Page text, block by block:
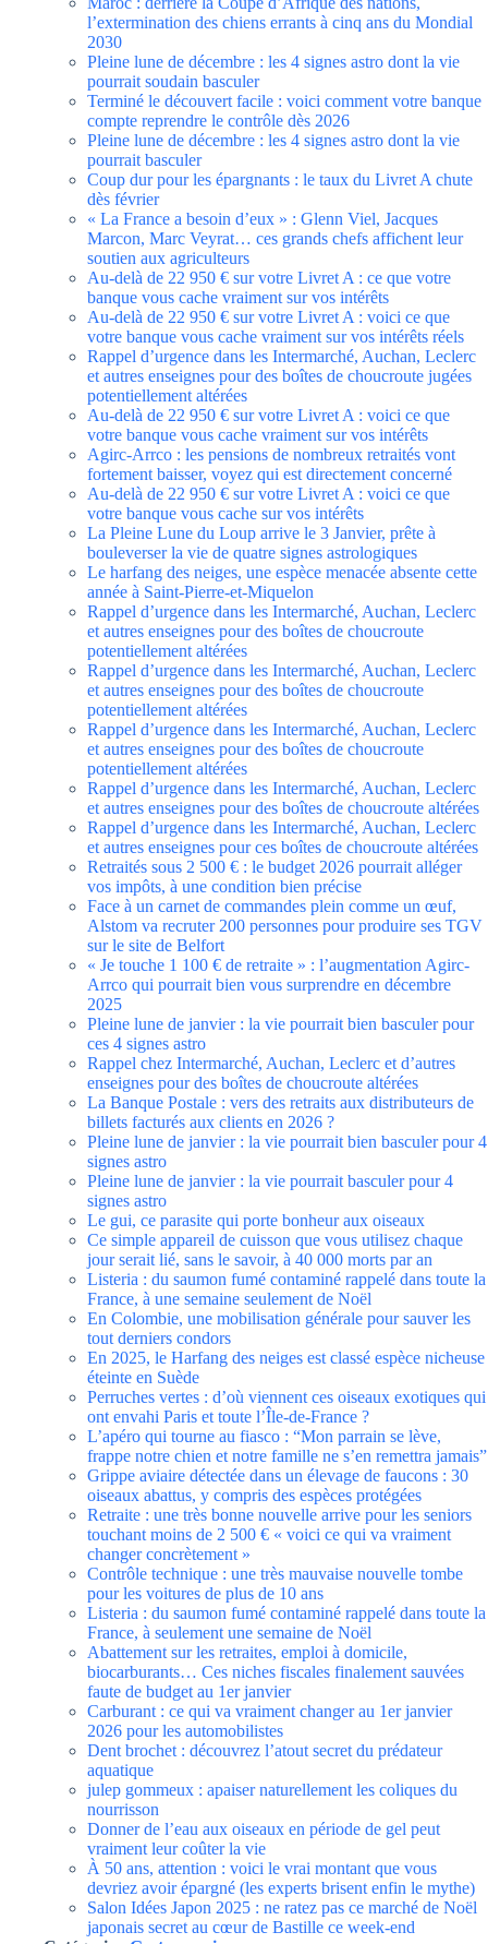
l’extermination des chiens errants à cinq ans du Mondial
2030
Pleine lune de décembre : les 4 signes astro dont la vie
pourrait soudain basculer
Terminé le découvert facile : voici comment votre banque
compte reprendre le contrôle dès 2026
Pleine lune de décembre : les 4 signes astro dont la vie
pourrait basculer
Coup dur pour les épargnants : le taux du Livret A chute
dès février
« La France a besoin d’eux » : Glenn Viel, Jacques
Marcon, Marc Veyrat… ces grands chefs affichent leur
soutien aux agriculteurs
Au-delà de 22 950 € sur votre Livret A : ce que votre
banque vous cache vraiment sur vos intérêts
Au-delà de 22 950 € sur votre Livret A : voici ce que
votre banque vous cache vraiment sur vos intérêts réels
Rappel d’urgence dans les Intermarché, Auchan, Leclerc
et autres enseignes pour des boîtes de choucroute jugées
potentiellement altérées
Au-delà de 22 950 € sur votre Livret A : voici ce que
votre banque vous cache vraiment sur vos intérêts
Agirc-Arrco : les pensions de nombreux retraités vont
fortement baisser, voyez qui est directement concerné
Au-delà de 22 950 € sur votre Livret A : voici ce que
votre banque vous cache sur vos intérêts
La Pleine Lune du Loup arrive le 3 Janvier, prête à
bouleverser la vie de quatre signes astrologiques
Le harfang des neiges, une espèce menacée absente cette
année à Saint-Pierre-et-Miquelon
Rappel d’urgence dans les Intermarché, Auchan, Leclerc
et autres enseignes pour des boîtes de choucroute
potentiellement altérées
Rappel d’urgence dans les Intermarché, Auchan, Leclerc
et autres enseignes pour des boîtes de choucroute
potentiellement altérées
Rappel d’urgence dans les Intermarché, Auchan, Leclerc
et autres enseignes pour des boîtes de choucroute
potentiellement altérées
Rappel d’urgence dans les Intermarché, Auchan, Leclerc
et autres enseignes pour des boîtes de choucroute altérées
Rappel d’urgence dans les Intermarché, Auchan, Leclerc
et autres enseignes pour ces boîtes de choucroute altérées
Retraités sous 2 500 € : le budget 2026 pourrait alléger
vos impôts, à une condition bien précise
Face à un carnet de commandes plein comme un œuf,
Alstom va recruter 200 personnes pour produire ses TGV
sur le site de Belfort
« Je touche 1 100 € de retraite » : l’augmentation Agirc-
Arrco qui pourrait bien vous surprendre en décembre
2025
Pleine lune de janvier : la vie pourrait bien basculer pour
ces 4 signes astro
Rappel chez Intermarché, Auchan, Leclerc et d’autres
enseignes pour des boîtes de choucroute altérées
La Banque Postale : vers des retraits aux distributeurs de
billets facturés aux clients en 2026 ?
Pleine lune de janvier : la vie pourrait bien basculer pour 4
signes astro
Pleine lune de janvier : la vie pourrait basculer pour 4
signes astro
Le gui, ce parasite qui porte bonheur aux oiseaux
Ce simple appareil de cuisson que vous utilisez chaque
jour serait lié, sans le savoir, à 40 000 morts par an
Listeria : du saumon fumé contaminé rappelé dans toute la
France, à une semaine seulement de Noël
En Colombie, une mobilisation générale pour sauver les
tout derniers condors
En 2025, le Harfang des neiges est classé espèce nicheuse
éteinte en Suède
Perruches vertes : d’où viennent ces oiseaux exotiques qui
ont envahi Paris et toute l’Île-de-France ?
L’apéro qui tourne au fiasco : “Mon parrain se lève,
frappe notre chien et notre famille ne s’en remettra jamais”
Grippe aviaire détectée dans un élevage de faucons : 30
oiseaux abattus, y compris des espèces protégées
Retraite : une très bonne nouvelle arrive pour les seniors
touchant moins de 2 500 € « voici ce qui va vraiment
changer concrètement »
Contrôle technique : une très mauvaise nouvelle tombe
pour les voitures de plus de 10 ans
Listeria : du saumon fumé contaminé rappelé dans toute la
France, à seulement une semaine de Noël
Abattement sur les retraites, emploi à domicile,
biocarburants… Ces niches fiscales finalement sauvées
faute de budget au 1er janvier
Carburant : ce qui va vraiment changer au 1er janvier
2026 pour les automobilistes
Dent brochet : découvrez l’atout secret du prédateur
aquatique
julep gommeux : apaiser naturellement les coliques du
nourrisson
Donner de l’eau aux oiseaux en période de gel peut
vraiment leur coûter la vie
À 50 ans, attention : voici le vrai montant que vous
devriez avoir épargné (les experts brisent enfin le mythe)
Salon Idées Japon 2025 : ne ratez pas ce marché de Noël
japonais secret au cœur de Bastille ce week-end